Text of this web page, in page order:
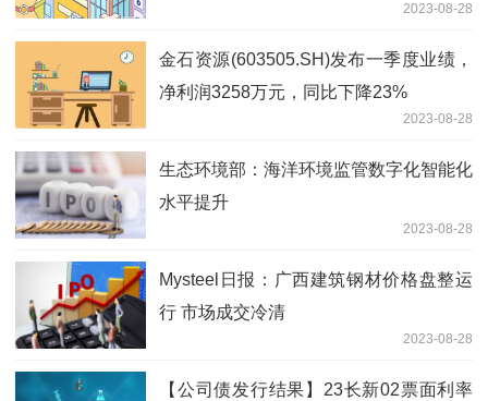
2023-08-28
金石资源(603505.SH)发布一季度业绩，
净利润3258万元，同比下降23%
2023-08-28
生态环境部：海洋环境监管数字化智能化
水平提升
2023-08-28
Mysteel日报：广西建筑钢材价格盘整运
行 市场成交冷清
2023-08-28
【公司债发行结果】23长新02票面利率